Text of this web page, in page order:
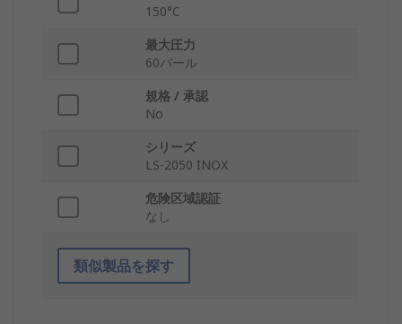
150°C
最大圧力
60バール
規格 / 承認
No
シリーズ
LS-2050 INOX
危険区域認証
なし
類似製品を探す